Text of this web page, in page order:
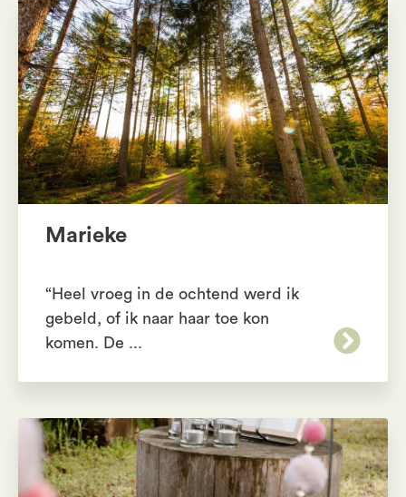
Marieke
“Heel vroeg in de ochtend werd ik
gebeld, of ik naar haar toe kon
komen. De ...